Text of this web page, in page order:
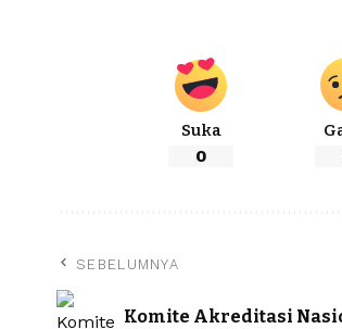
Suka
0
SEBELUMNYA
Komite Akreditasi